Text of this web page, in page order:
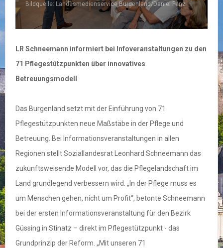
Bildquelle: Landesmedienservice Burgenland/Daniel Fenz
LR Schneemann informiert bei Infoveranstaltungen zu den
71 Pflegestützpunkten über innovatives
Betreuungsmodell
Das Burgenland setzt mit der Einführung von 71
Pflegestützpunkten neue Maßstäbe in der Pflege und
Betreuung. Bei Informationsveranstaltungen in allen
Regionen stellt Soziallandesrat Leonhard Schneemann das
zukunftsweisende Modell vor, das die Pflegelandschaft im
Land grundlegend verbessern wird. „In der Pflege muss es
um Menschen gehen, nicht um Profit“, betonte Schneemann
bei der ersten Informationsveranstaltung für den Bezirk
Güssing in Stinatz – direkt im Pflegestützpunkt - das
Grundprinzip der Reform. „Mit unseren 71